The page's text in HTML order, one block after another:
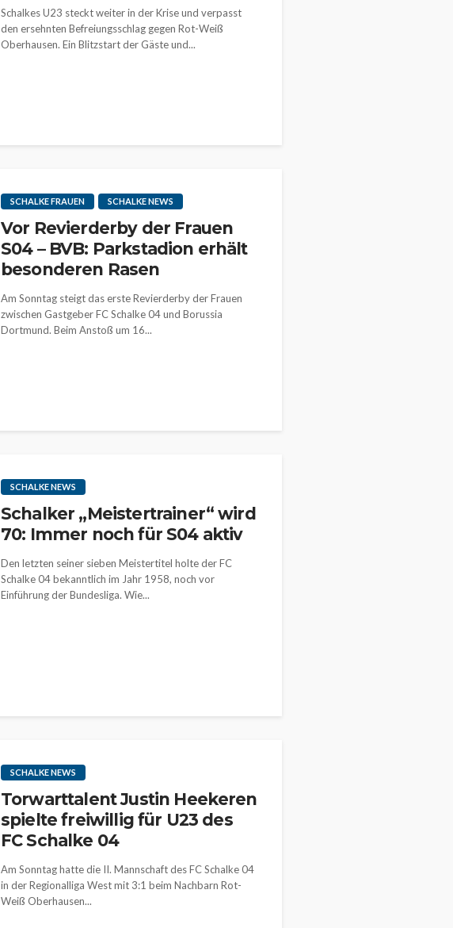
Schalkes U23 steckt weiter in der Krise und verpasst
den ersehnten Befreiungsschlag gegen Rot-Weiß
Oberhausen. Ein Blitzstart der Gäste und...
SCHALKE FRAUEN SCHALKE NEWS
Vor Revierderby der Frauen
S04 – BVB: Parkstadion erhält
besonderen Rasen
Am Sonntag steigt das erste Revierderby der Frauen
zwischen Gastgeber FC Schalke 04 und Borussia
Dortmund. Beim Anstoß um 16...
SCHALKE NEWS
Schalker „Meistertrainer“ wird
70: Immer noch für S04 aktiv
Den letzten seiner sieben Meistertitel holte der FC
Schalke 04 bekanntlich im Jahr 1958, noch vor
Einführung der Bundesliga. Wie...
SCHALKE NEWS
Torwarttalent Justin Heekeren
spielte freiwillig für U23 des
FC Schalke 04
Am Sonntag hatte die II. Mannschaft des FC Schalke 04
in der Regionalliga West mit 3:1 beim Nachbarn Rot-
Weiß Oberhausen...